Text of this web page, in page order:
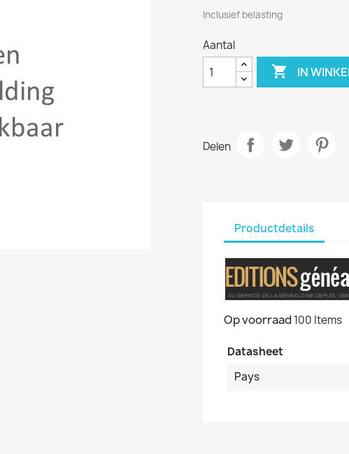
Inclusief belasting
Aantal
 IN
Delen
Productdetails
Op voorraad 100 Items
Datasheet
Pays